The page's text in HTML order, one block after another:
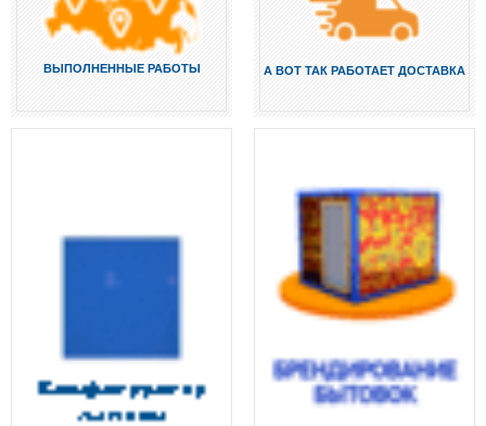
ВЫПОЛНЕННЫЕ РАБОТЫ А ВОТ ТАК РАБОТАЕТ ДОСТАВКА